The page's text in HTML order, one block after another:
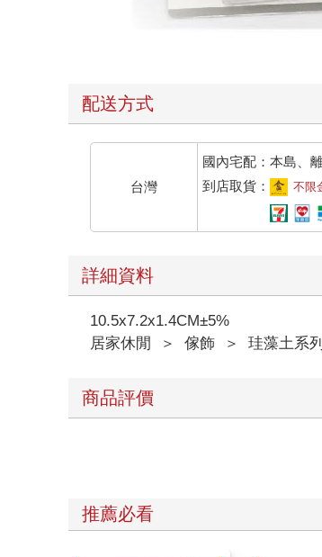
配送方式
台灣
國內宅配：本島、
到店取貨：
不限
詳細資料
10.5x7.2x1.4CM±5%
居家休閒
＞ 傢飾 ＞ 珪藻土系列
商品評價
推薦必看